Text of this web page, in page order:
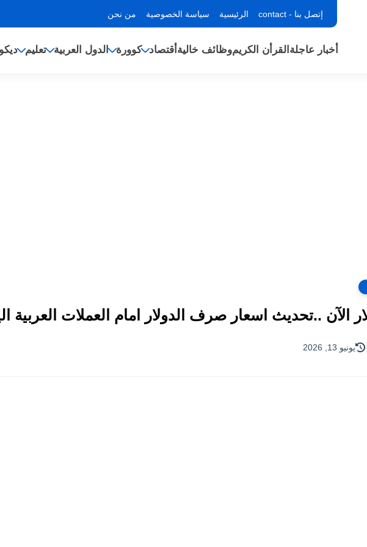
إتصل بنا - contact الرئيسية سياسة الخصوصية من نحن
أخبار عاجلة القرأن الكريموظائف خالية أقتصاد كوورة الدول العربية تعليم
يونيو 13, 2026